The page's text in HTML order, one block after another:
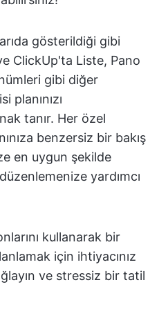
gösterildiği gibi
ClickUp'ta Liste, Pano
gibi diğer
planınızı
tanır. Her özel
benzersiz bir bakış
en uygun şekilde
yardımcı
kullanarak bir
için ihtiyacınız
ve stressiz bir tatil